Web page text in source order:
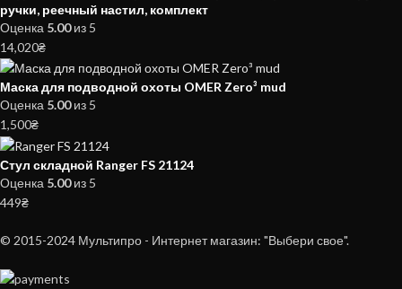
ручки, реечный настил, комплект
Оценка 5.00из 5
14,020₴
Маска для подводной охоты OMER Zero³ mud
Оценка 5.00из 5
1,500₴
Стул складной Ranger FS 21124
Оценка 5.00из 5
449₴
© 2015-2024 Мультипро - Интернет магазин: "Выбери свое".